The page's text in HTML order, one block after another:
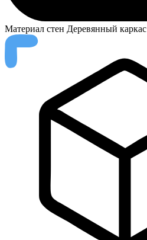
Материал стен Деревянный каркас